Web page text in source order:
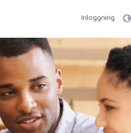
Inloggning